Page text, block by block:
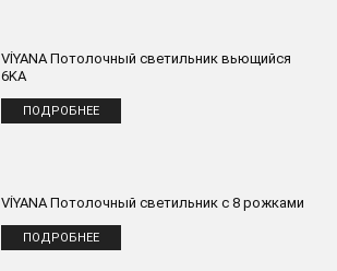
VİYANA Потолочный светильник вьющийся
6KA
ПОДРОБНЕЕ
VİYANA Потолочный светильник с 8 рожками
ПОДРОБНЕЕ